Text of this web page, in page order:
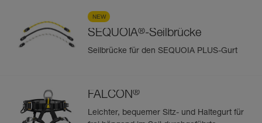
NEW
SEQUOIA®-Seilbrücke
Seilbrücke für den SEQUOIA PLUS-Gurt
FALCON®
Leichter, bequemer Sitz- und Haltegurt für